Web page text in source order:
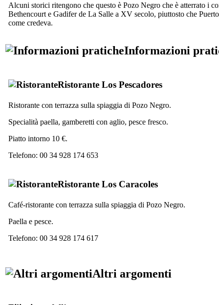
Alcuni storici ritengono che questo è Pozo Negro che è atterrato i
Bethencourt e Gadifer de La Salle a XV secolo, piuttosto che
come credeva.
Informazioni
Ristorante Los Pescadores
Ristorante con terrazza sulla spiaggia di Pozo Negro.
Specialità paella, gamberetti con aglio, pesce fresco.
Piatto intorno 10 €.
Telefono: 00 34 928 174 653
Ristorante Los Caracoles
Café-ristorante con terrazza sulla spiaggia di Pozo Negro.
Paella e pesce.
Telefono: 00 34 928 174 617
Altri argomenti